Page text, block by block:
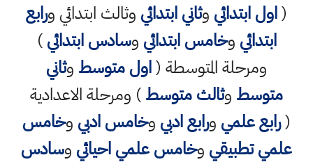
(اول ابتدائي وثاني ابتدائي وثالث ابتدائي ورابع
ابتدائي وخامس ابتدائي وسادس ابتدائي)
ومرحلة المتوسطة (اول متوسط وثاني
متوسط وثالث متوسط) ومرحلة الاعدادية
(رابع علمي ورابع ادبي وخامس ادبي وخامس
علمي تطبيقي وخامس علمي احيائي وسادس